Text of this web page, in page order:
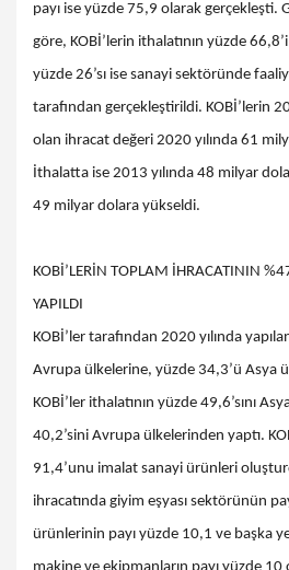
payı ise yüzde 75,9 olarak gerçekleşti.
göre, KOBİ’lerin ithalatının yüzde
yüzde 26’sı ise sanayi sektöründe
tarafından gerçekleştirildi. KOBİ’lerin
olan ihracat değeri 2020 yılında 61
İthalatta ise 2013 yılında 48 milyar
49 milyar dolara yükseldi.
KOBİ’LERİN TOPLAM İHRACATININ
YAPILDI
KOBİ’ler tarafından 2020 yılında
Avrupa ülkelerine, yüzde 34,3’ü Asya
KOBİ’ler ithalatının yüzde 49,6’sını
40,2’sini Avrupa ülkelerinden yaptı.
91,4’unu imalat sanayi ürünleri
ihracatında giyim eşyası sektörünün
ürünlerinin payı yüzde 10,1 ve başka